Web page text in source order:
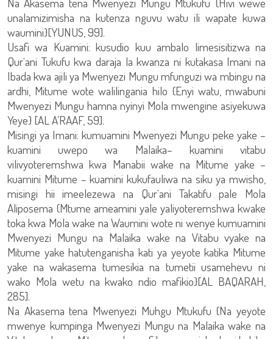
unalamizimisha na kutenza nguvu watu ili wapate kuwa
waumini}[YUNUS, 99].
Usafi wa Kuamini: kusudio kuu ambalo limesisitizwa na
Qur`ani Tukufu kwa daraja la kwanza ni kutakasa Imani na
Ibada kwa ajili ya Mwenyezi Mungu mfunguzi wa mbingu na
ardhi, Mitume wote walilingania hilo {Enyi watu, mwabuni
Mwenyezi Mungu hamna nyinyi Mola mwengine asiyekuwa
Yeye} [AL A’RAAF, 59].
Misingi ya Imani: kumuamini Mwenyezi Mungu peke yake –
kuamini uwepo wa Malaika– kuamini vitabu
vilivyoteremshwa kwa Manabii wake na Mitume yake –
kuamini Mitume – kuamini kukufauliwa na siku ya mwisho,
misingi hii imeelezewa na Qur`ani Takatifu pale Mola
Aliposema {Mtume ameamini yale yaliyoteremshwa kwake
toka kwa Mola wake na Waumini wote ni wenye kumuamini
Mwenyezi Mungu na Malaika wake na Vitabu vyake na
Mitume yake hatutenganisha kati ya yeyote katika Mitume
yake na wakasema tumesikia na tumetii usamehevu ni
wako Mola wetu na kwako ndio mafikio}[AL BAQARAH,
285].
Na Akasema tena Mwenyezi Muhgu Mtukufu {Na yeyote
mwenye kumpinga Mwenyezi Mungu na Malaika wake na